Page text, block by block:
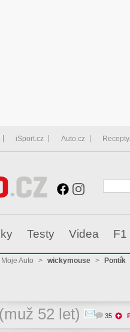
iSport.cz Auto.cz
Testy Videa F1
Auto > wickymouse > Pontík
(muž 52 let) 35